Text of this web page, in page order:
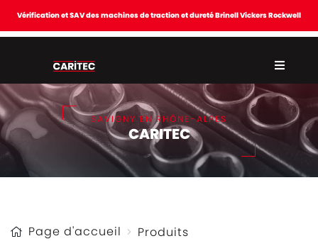
Vérification et SAV des machines de traction et dureté Brinell Vickers Rockwell
SAVIGNY EN RHÔNE-ALPES
CARITEC
Page d'accueil
Produits